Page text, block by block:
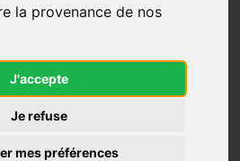
la provenance de nos
J'accepte
Je refuse
mes préférences